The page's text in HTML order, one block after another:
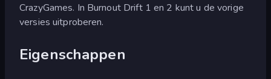
CrazyGames. In Burnout Drift 1 en 2 kunt u de vorige
versies uitproberen.
Eigenschappen